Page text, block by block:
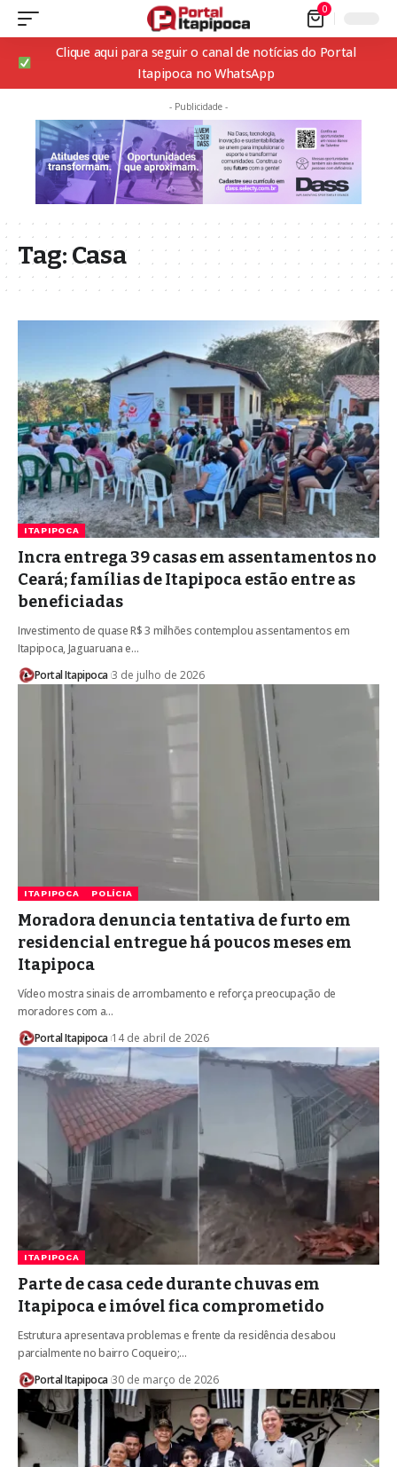
0
Clique aqui para seguir o canal de notícias do Portal
Itapipoca no WhatsApp
- Publicidade -
Tag:Casa
ITAPIPOCA
Incra entrega 39 casas em assentamentos no
Ceará; famílias de Itapipoca estão entre as
beneficiadas
Investimento de quase R$ 3 milhões contemplou assentamentos em
Itapipoca, Jaguaruana e…
Portal Itapipoca 3 de julho de 2026
ITAPIPOCA POLÍCIA
Moradora denuncia tentativa de furto em
residencial entregue há poucos meses em
Itapipoca
Vídeo mostra sinais de arrombamento e reforça preocupação de
moradores com a…
Portal Itapipoca 14 de abril de 2026
ITAPIPOCA
Parte de casa cede durante chuvas em
Itapipoca e imóvel fica comprometido
Estrutura apresentava problemas e frente da residência desabou
parcialmente no bairro Coqueiro;…
Portal Itapipoca 30 de março de 2026